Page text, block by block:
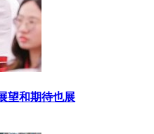
望和期待也展